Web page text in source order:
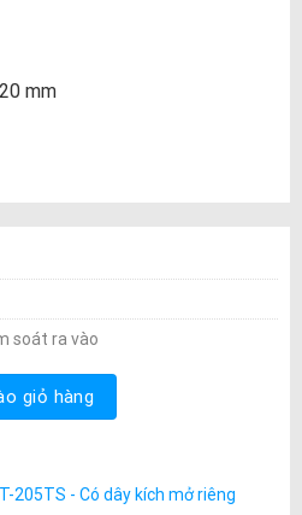
mm
soát ra vào
số lượng
giỏ hàng
205TS - Có dây kích mở riêng